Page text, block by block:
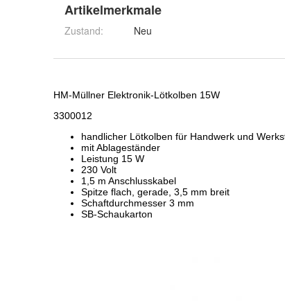
Artikelmerkmale
Zustand: Neu